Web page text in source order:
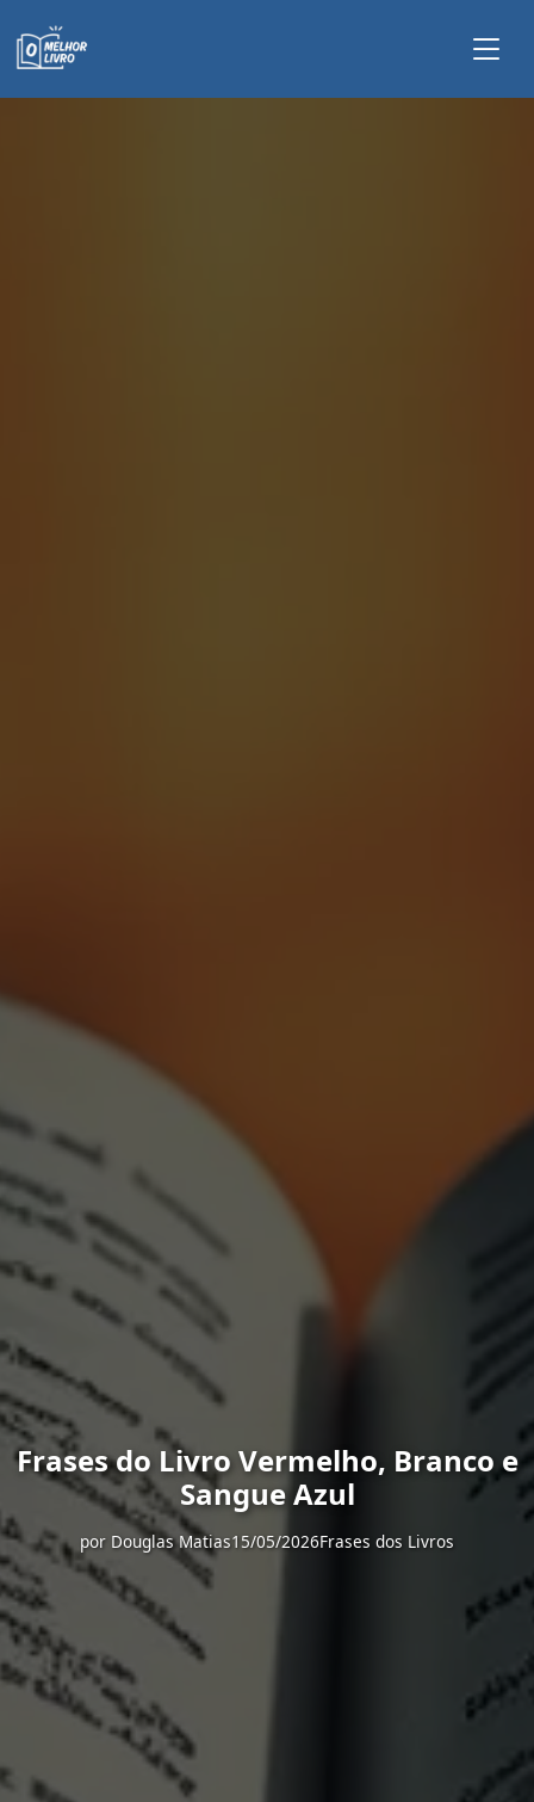
Frases do Livro Vermelho, Branco e
Sangue Azul
por Douglas Matias15/05/2026Frases dos Livros